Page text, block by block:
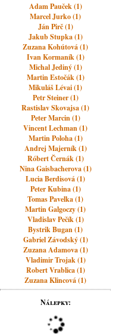
Adam Pauček (1)
Marcel Jurko (1)
Ján Pirč (1)
Jakub Stupka (1)
Zuzana Kohútová (1)
Ivan Kormaník (1)
Michal Jediný (1)
Martin Estočák (1)
Mikuláš Lévai (1)
Petr Steiner (1)
Rastislav Skovajsa (1)
Peter Marcin (1)
Vincent Lechman (1)
Martin Poloha (1)
Andrej Majerník (1)
Róbert Černák (1)
Nina Gaisbacherova (1)
Lucia Berdisová (1)
Peter Kubina (1)
Tomas Pavelka (1)
Martin Galgoczy (1)
Vladislav Pečík (1)
Bystrik Bugan (1)
Gabriel Závodský (1)
Zuzana Adamova (1)
Vladimir Trojak (1)
Robert Vrablica (1)
Zuzana Klincová (1)
Nálepky: